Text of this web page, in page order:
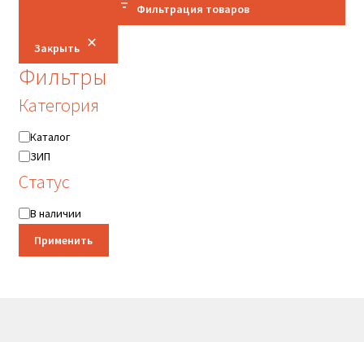
Фильтрация товаров
Закрыть
Фильтры
Категория
Категория
Каталог
ЗИП
Статус
Статус
В наличии
Применить